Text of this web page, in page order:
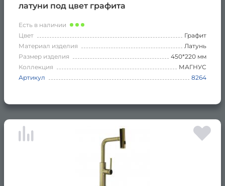
латуни под цвет графита
Есть в наличии
Цвет
Графит
Материал изделия
Латунь
Размер изделия
450*220 мм
Коллекция
МАГНУС
Артикул
8264